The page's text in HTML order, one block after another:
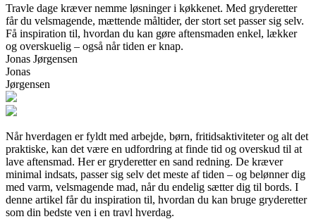
Travle dage kræver nemme løsninger i køkkenet. Med gryderetter
får du velsmagende, mættende måltider, der stort set passer sig selv.
Få inspiration til, hvordan du kan gøre aftensmaden enkel, lækker
og overskuelig – også når tiden er knap.
Jonas Jørgensen
Jonas
Jørgensen
Når hverdagen er fyldt med arbejde, børn, fritidsaktiviteter og alt det
praktiske, kan det være en udfordring at finde tid og overskud til at
lave aftensmad. Her er gryderetter en sand redning. De kræver
minimal indsats, passer sig selv det meste af tiden – og belønner dig
med varm, velsmagende mad, når du endelig sætter dig til bords. I
denne artikel får du inspiration til, hvordan du kan bruge gryderetter
som din bedste ven i en travl hverdag.